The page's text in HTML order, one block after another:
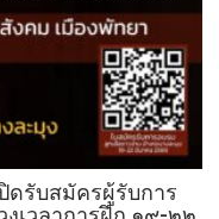
ดรับสมัครผู้รับการ